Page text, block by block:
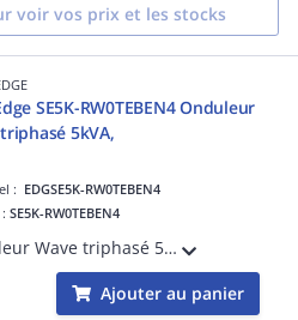
voir vos prix et les stocks
SE5K-RW0TEBEN4 Onduleur
5kVA,
: EDGSE5K-RW0TEBEN4
:SE5K-RW0TEBEN4
Onduleur Wave triphasé 5kVA, gamme Résidentielle, compatible avec l'écosystème de SolarEdge : Chargeur de VE, et appareils de domotique.
Ajouter au panier